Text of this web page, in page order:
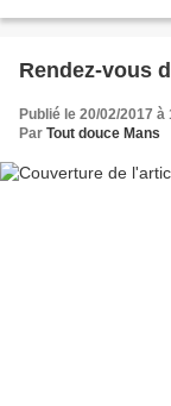
Rendez-vous
Publié le 20/02/2017 à
Par Tout douce Mans